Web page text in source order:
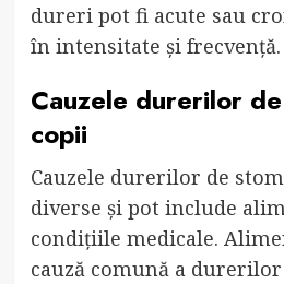
dureri pot fi acute sau
în intensitate și frecvență.
Cauzele durerilor
copii
Cauzele durerilor de
diverse și pot include
condițiile medicale.
cauză comună a